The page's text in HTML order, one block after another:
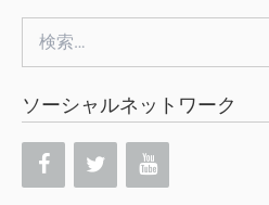
索:
ソーシャルネットワーク